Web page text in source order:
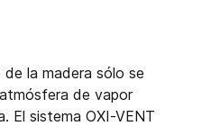
la madera sólo se
de vapor
El sistema OXI-VENT